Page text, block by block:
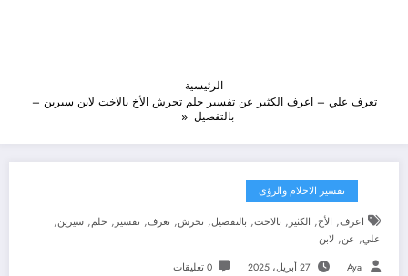
الرئيسية
تعرف علي – اعرف الكثير عن تفسير حلم تحرش الأخ بالاخت لابن سيرين –
بالتفصيل
تفسير الاحلام والرؤى
اعرف, الأخ, الكثير , بالاخت, بالتفصيل, تحرش, تعرف, تفسير , حلم, سيرين,
علي, عن, لابن
Aya 27 أبريل، 2025 0 تعليقات